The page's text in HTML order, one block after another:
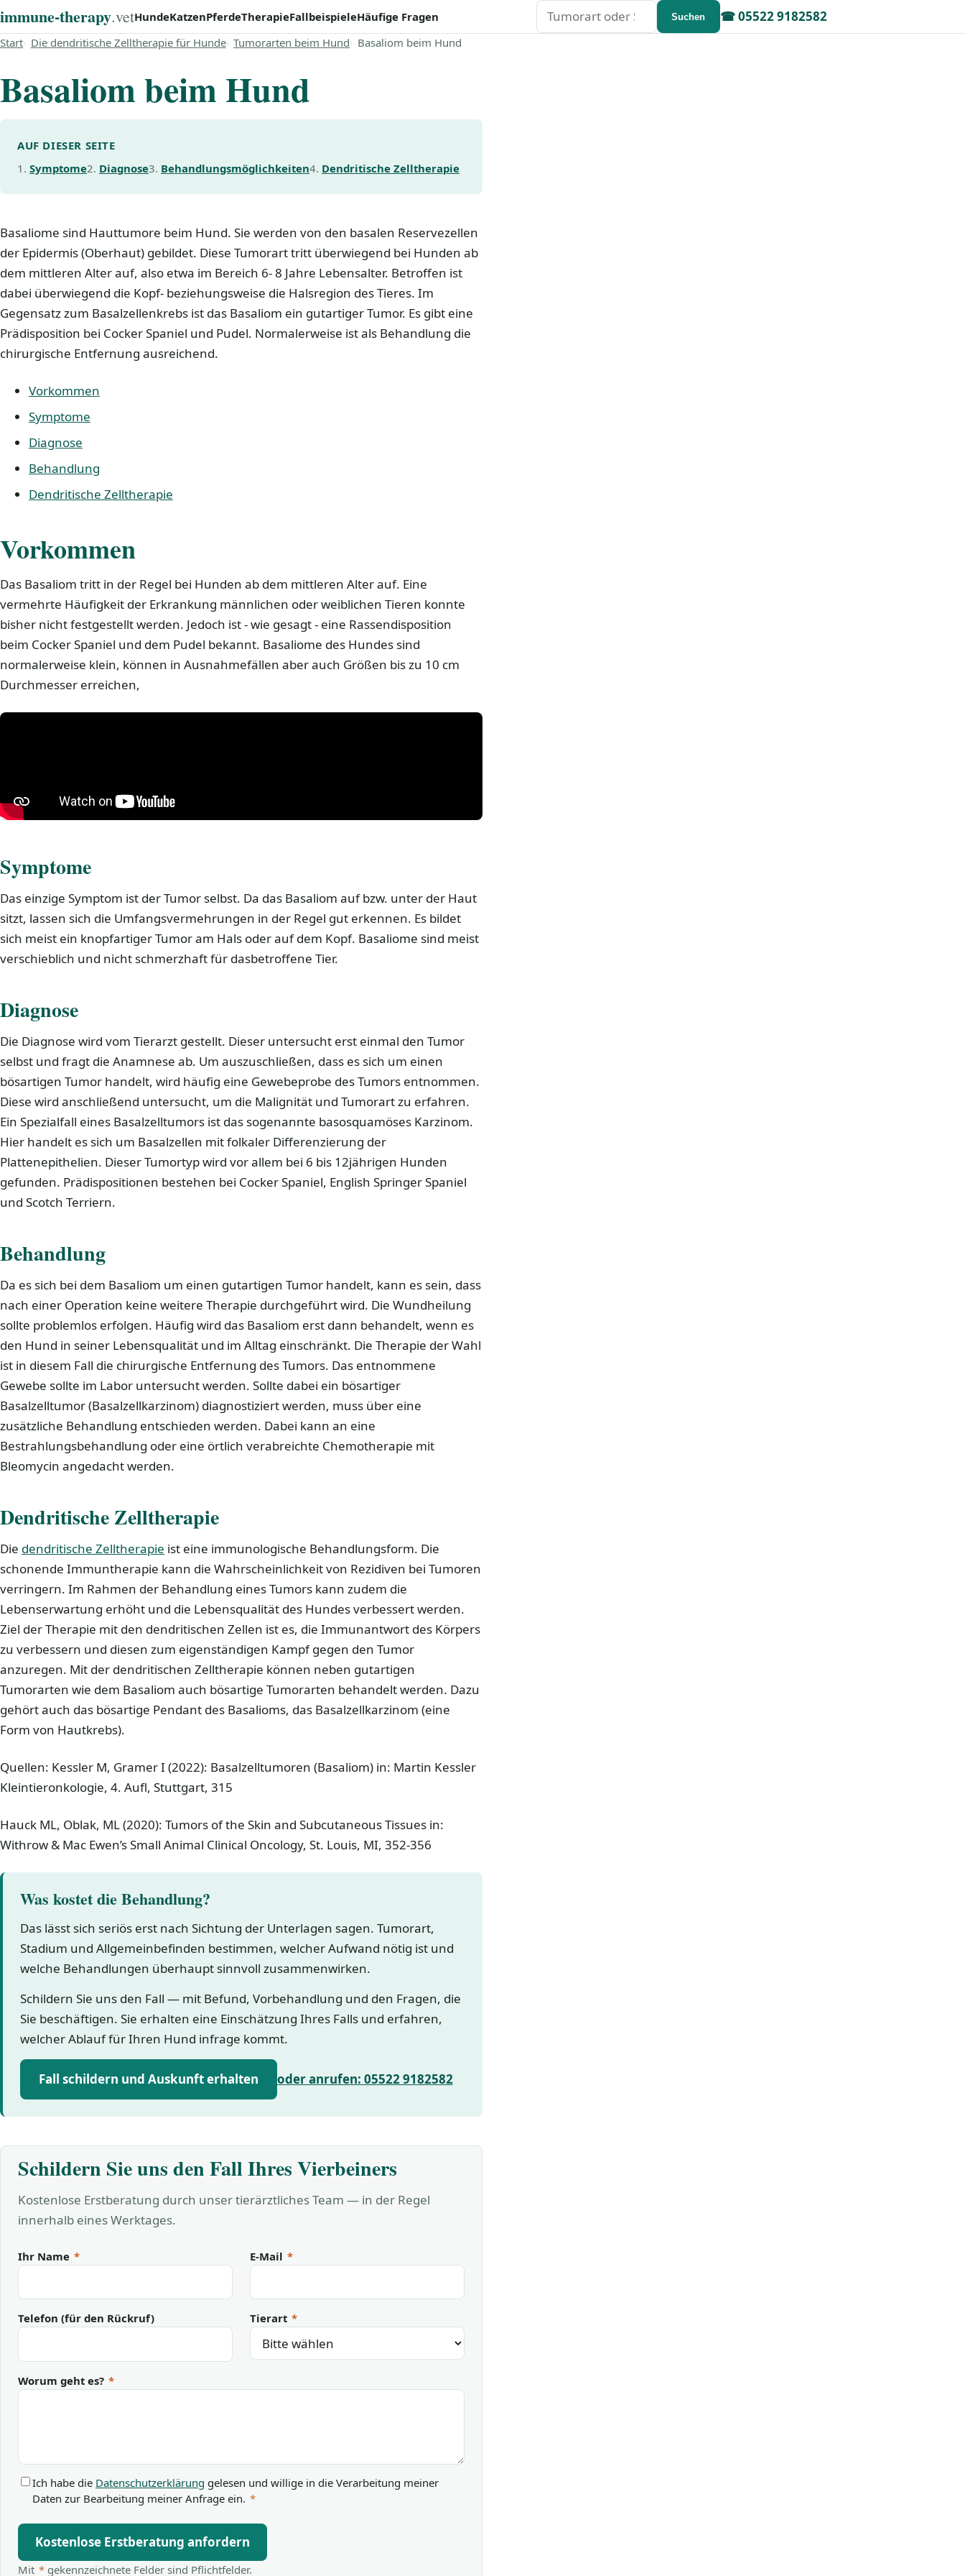
immune‑therapy.vet ☎05522 9182582
HundeKatzenPferdeTherapieFallbeispieleHäufige Fragen Suchen Suchen
Start Die dendritische Zelltherapie für Hunde Tumorarten beim Hund Basaliom beim Hund
Basaliom beim Hund
AUF DIESER SEITE
Symptome
Diagnose Behandlungsmöglichkeiten Dendritische Zelltherapie
Basaliome sind Hauttumore beim Hund. Sie werden von den basalen Reservezellen
der Epidermis (Oberhaut) gebildet. Diese Tumorart tritt überwiegend bei Hunden ab
dem mittleren Alter auf, also etwa im Bereich 6- 8 Jahre Lebensalter. Betroffen ist
dabei überwiegend die Kopf- beziehungsweise die Halsregion des Tieres. Im
Gegensatz zum Basalzellenkrebs ist das Basaliom ein gutartiger Tumor. Es gibt eine
Prädisposition bei Cocker Spaniel und Pudel. Normalerweise ist als Behandlung die
chirurgische Entfernung ausreichend.
Vorkommen
Symptome
Diagnose
Behandlung
Dendritische Zelltherapie
Vorkommen
Das Basaliom tritt in der Regel bei Hunden ab dem mittleren Alter auf. Eine
vermehrte Häufigkeit der Erkrankung männlichen oder weiblichen Tieren konnte
bisher nicht festgestellt werden. Jedoch ist - wie gesagt - eine Rassendisposition
beim Cocker Spaniel und dem Pudel bekannt. Basaliome des Hundes sind
normalerweise klein, können in Ausnahmefällen aber auch Größen bis zu 10 cm
Durchmesser erreichen,
Symptome
Das einzige Symptom ist der Tumor selbst. Da das Basaliom auf bzw. unter der Haut
sitzt, lassen sich die Umfangsvermehrungen in der Regel gut erkennen. Es bildet
sich meist ein knopfartiger Tumor am Hals oder auf dem Kopf. Basaliome sind meist
verschieblich und nicht schmerzhaft für dasbetroffene Tier.
Diagnose
Die Diagnose wird vom Tierarzt gestellt. Dieser untersucht erst einmal den Tumor
selbst und fragt die Anamnese ab. Um auszuschließen, dass es sich um einen
bösartigen Tumor handelt, wird häufig eine Gewebeprobe des Tumors entnommen.
Diese wird anschließend untersucht, um die Malignität und Tumorart zu erfahren.
Ein Spezialfall eines Basalzelltumors ist das sogenannte basosquamöses Karzinom.
Hier handelt es sich um Basalzellen mit folkaler Differenzierung der
Plattenepithelien. Dieser Tumortyp wird vor allem bei 6 bis 12jährigen Hunden
gefunden. Prädispositionen bestehen bei Cocker Spaniel, English Springer Spaniel
und Scotch Terriern.
Behandlung
Da es sich bei dem Basaliom um einen gutartigen Tumor handelt, kann es sein, dass
nach einer Operation keine weitere Therapie durchgeführt wird. Die Wundheilung
sollte problemlos erfolgen. Häufig wird das Basaliom erst dann behandelt, wenn es
den Hund in seiner Lebensqualität und im Alltag einschränkt. Die Therapie der Wahl
ist in diesem Fall die chirurgische Entfernung des Tumors. Das entnommene
Gewebe sollte im Labor untersucht werden. Sollte dabei ein bösartiger
Basalzelltumor (Basalzellkarzinom) diagnostiziert werden, muss über eine
zusätzliche Behandlung entschieden werden. Dabei kann an eine
Bestrahlungsbehandlung oder eine örtlich verabreichte Chemotherapie mit
Bleomycin angedacht werden.
Dendritische Zelltherapie
Die dendritische Zelltherapie ist eine immunologische Behandlungsform. Die
schonende Immuntherapie kann die Wahrscheinlichkeit von Rezidiven bei Tumoren
verringern. Im Rahmen der Behandlung eines Tumors kann zudem die
Lebenserwartung erhöht und die Lebensqualität des Hundes verbessert werden.
Ziel der Therapie mit den dendritischen Zellen ist es, die Immunantwort des Körpers
zu verbessern und diesen zum eigenständigen Kampf gegen den Tumor
anzuregen. Mit der dendritischen Zelltherapie können neben gutartigen
Tumorarten wie dem Basaliom auch bösartige Tumorarten behandelt werden. Dazu
gehört auch das bösartige Pendant des Basalioms, das Basalzellkarzinom (eine
Form von Hautkrebs).
Quellen: Kessler M, Gramer I (2022): Basalzelltumoren (Basaliom) in: Martin Kessler
Kleintieronkologie, 4. Aufl, Stuttgart, 315
Hauck ML, Oblak, ML (2020): Tumors of the Skin and Subcutaneous Tissues in:
Withrow & Mac Ewen’s Small Animal Clinical Oncology, St. Louis, MI, 352-356
Was kostet die Behandlung?
Das lässt sich seriös erst nach Sichtung der Unterlagen sagen. Tumorart,
Stadium und Allgemeinbefinden bestimmen, welcher Aufwand nötig ist und
welche Behandlungen überhaupt sinnvoll zusammenwirken.
Schildern Sie uns den Fall — mit Befund, Vorbehandlung und den Fragen, die
Sie beschäftigen. Sie erhalten eine Einschätzung Ihres Falls und erfahren,
welcher Ablauf für Ihren Hund infrage kommt.
Fall schildern und Auskunft erhalten oder anrufen: 05522 9182582
Schildern Sie uns den Fall Ihres Vierbeiners
Kostenlose Erstberatung durch unser tierärztliches Team — in der Regel
innerhalb eines Werktages.
Ihr Name * E-Mail *
Telefon (für den Rückruf) Tierart *
Worum geht es? *
Ich habe die Datenschutzerklärung gelesen und willige in die Verarbeitung meiner
Daten zur Bearbeitung meiner Anfrage ein. *
Kostenlose Erstberatung anfordern
Mit * gekennzeichnete Felder sind Pflichtfelder.